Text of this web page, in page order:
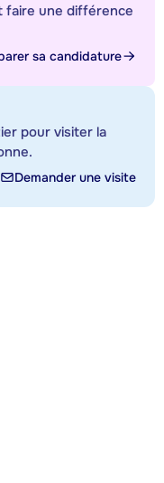
faire une différence
sa candidature
pour visiter la
Demander une visite